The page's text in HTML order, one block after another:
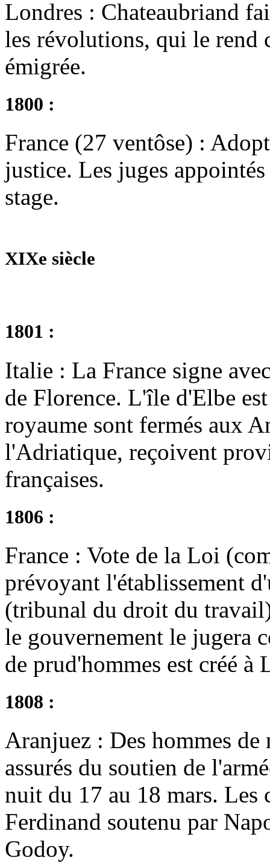
Londres : Chateaubriand
les révolutions, qui le rend
émigrée.
1800 :
France (27 ventôse) :
justice. Les juges
stage.
XIXe siècle
1801 :
Italie : La France signe
de Florence. L'île d'Elbe
royaume sont fermés aux
l'Adriatique, reçoivent
françaises.
1806 :
France : Vote de la Loi
prévoyant l'établissement
(tribunal du droit du
le gouvernement le jugera
de prud'hommes est créé à
1808 :
Aranjuez : Des hommes
assurés du soutien de
nuit du 17 au 18 mars. Les
Ferdinand soutenu par
Godoy.